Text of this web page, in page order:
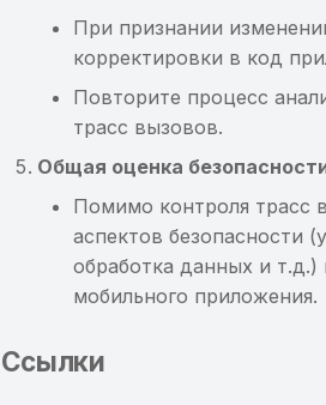
При признании
корректировки в код
Повторите процесс
трасс вызовов.
Общая оценка
Помимо контроля трасс
аспектов безопасности
обработка данных и
мобильного приложения.
Ссылки